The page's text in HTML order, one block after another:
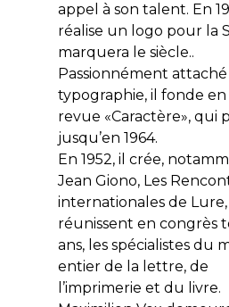
appel à son talent. En
réalise un logo pour la
marquera le siècle..
Passionnément attaché
typographie, il fonde en
revue «Caractère», qui
jusqu’en 1964.
En 1952, il crée,
Jean Giono, Les
internationales de Lure,
réunissent en congrès
ans, les spécialistes du
entier de la lettre, de
l’imprimerie et du livre.